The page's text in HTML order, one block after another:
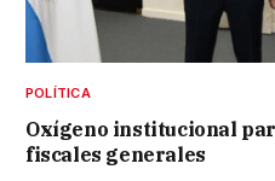
POLÍTICA
Oxígeno institucional
fiscales generales